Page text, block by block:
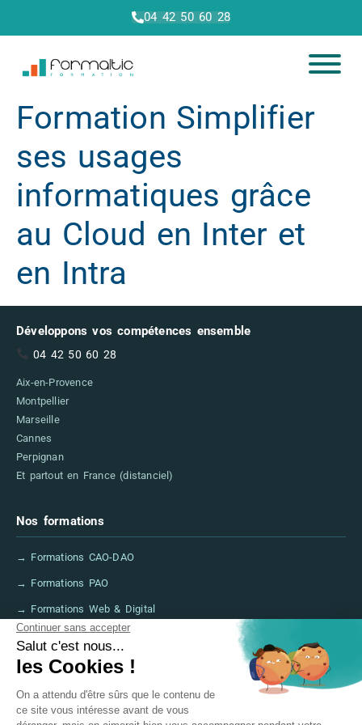
04 42 50 60 28
Formation Simplifier
ses usages
informatiques grâce
au Cloud en Inter et
en Intra
Développons vos compétences ensemble
04 42 50 60 28
Aix-en-Provence
Montpellier
Marseille
Cannes
Perpignan
Et partout en France (distanciel)
Nos formations
→ Formations CAO-DAO
→ Formations PAO
→ Formations Web & Digital
→ Formations IA
→ Financer sa formation (CPF, France Travail)
Informations légales